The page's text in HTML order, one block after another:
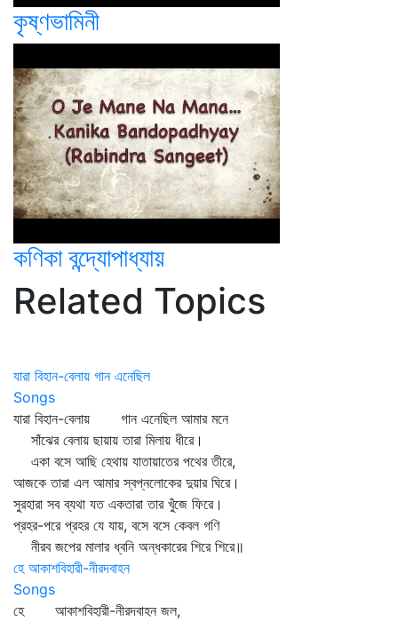
কৃষ্ণভামিনী
কণিকা বন্দ্যোপাধ্যায়
Related Topics
যারা বিহান-বেলায় গান এনেছিল
Songs
যারা বিহান-বেলায় গান এনেছিল আমার মনে
সাঁঝের বেলায় ছায়ায় তারা মিলায় ধীরে।
একা বসে আছি হেথায় যাতায়াতের পথের তীরে,
আজকে তারা এল আমার স্বপ্নলোকের দুয়ার ঘিরে।
সুরহারা সব ব্যথা যত একতারা তার খুঁজে ফিরে।
প্রহর-পরে প্রহর যে যায়, বসে বসে কেবল গণি
নীরব জপের মালার ধ্বনি অন্ধকারের শিরে শিরে॥
হে আকাশবিহারী-নীরদবাহন
Songs
হে আকাশবিহারী-নীরদবাহন জল,